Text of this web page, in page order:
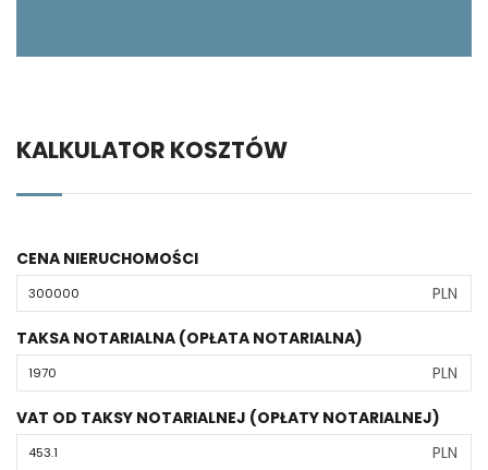
KALKULATOR KOSZTÓW
CENA NIERUCHOMOŚCI
PLN
TAKSA NOTARIALNA (OPŁATA NOTARIALNA)
PLN
VAT OD TAKSY NOTARIALNEJ (OPŁATY NOTARIALNEJ)
PLN